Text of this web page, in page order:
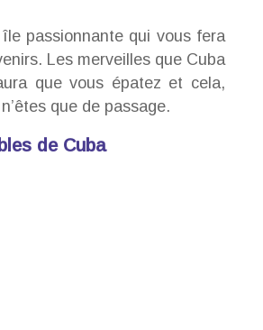
passionnante qui vous fera
Les merveilles que Cuba
que vous épatez et cela,
que de passage.
de Cuba